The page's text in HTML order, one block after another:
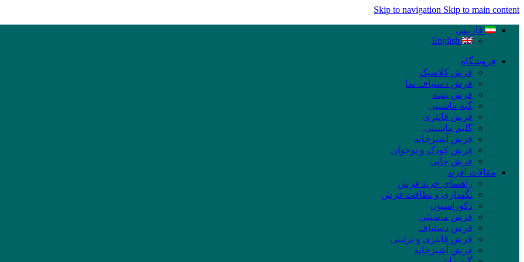
Skip to navigation Skip to main content
فارسی
English
فروشگاه
فرش کلاسیک
فرش دستباف نما
فرش پتینه
گبه ماشینی
فرش فانتزی
گلیم ماشینی
فرش آشپزخانه
فرش کودک و نوجوان
فرش چاپی
مقالات افرند
راهنمای خرید فرش
نگهداری و نظافت فرش
دکوراسیون
فرش ماشینی
فرش دستباف
فرش فانتزی و تزئینی
فرش آشپزخانه